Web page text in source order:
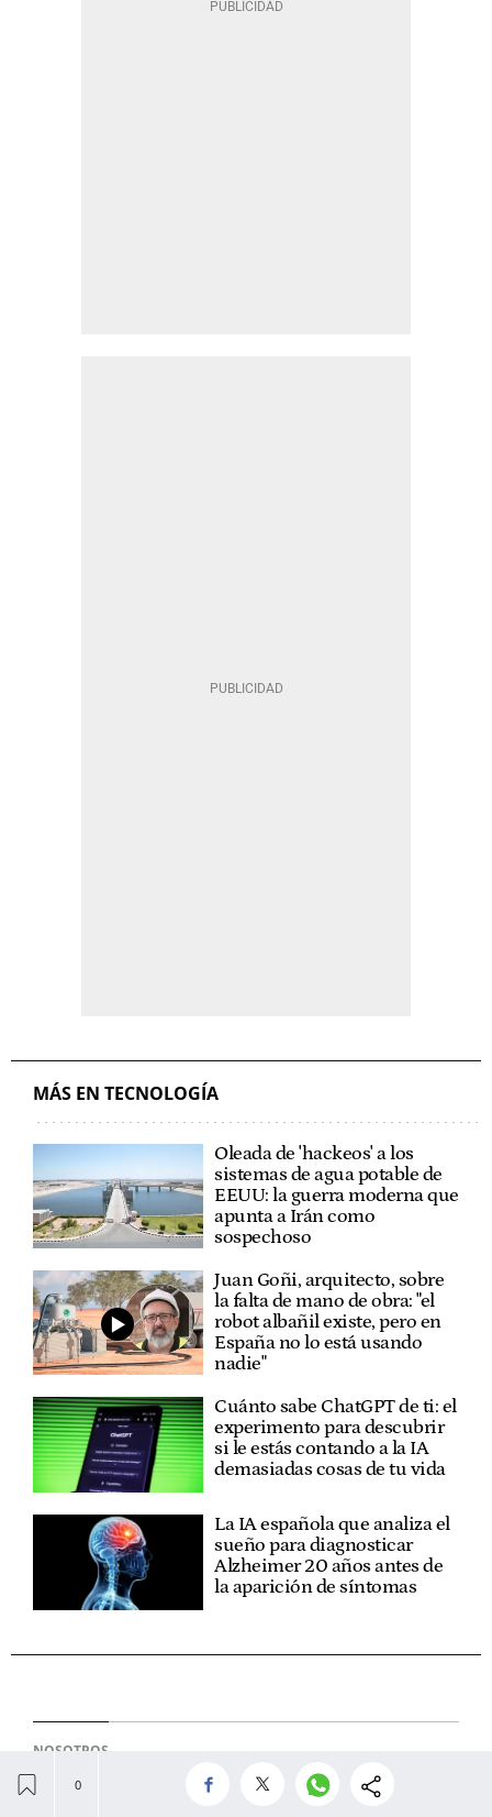
MÁS EN TECNOLOGÍA
Oleada de 'hackeos' a los
sistemas de agua potable de
EEUU: la guerra moderna que
apunta a Irán como
sospechoso
Juan Goñi, arquitecto, sobre
la falta de mano de obra: "el
robot albañil existe, pero en
España no lo está usando
nadie"
Cuánto sabe ChatGPT de ti: el
experimento para descubrir
si le estás contando a la IA
demasiadas cosas de tu vida
La IA española que analiza el
sueño para diagnosticar
Alzheimer 20 años antes de
la aparición de síntomas
NOSOTROS